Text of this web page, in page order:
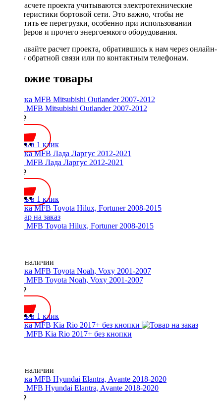
При расчете проекта учитываются электротехнические
характеристики бортовой сети. Это важно, чтобы не
допустить ее перегрузки, особенно при использовании
сабвуферов и прочего энергоемкого оборудования.
Заказывайте расчет проекта, обратившись к нам через онлайн-
форму обратной связи или по контактным телефонам.
Похожие товары
Рамка MFB Mitsubishi Outlander 2007-2012
2000 ₽
Купить в 1 клик
Рамка MFB Лада Ларгус 2012-2021
2100 ₽
Купить в 1 клик
Рамка MFB Toyota Hilux, Fortuner 2008-2015
Нет в наличии
Рамка MFB Toyota Noah, Voxy 2001-2007
3900 ₽
Купить в 1 клик
Рамка MFB Kia Rio 2017+ без кнопки
Нет в наличии
Рамка MFB Hyundai Elantra, Avante 2018-2020
2000 ₽